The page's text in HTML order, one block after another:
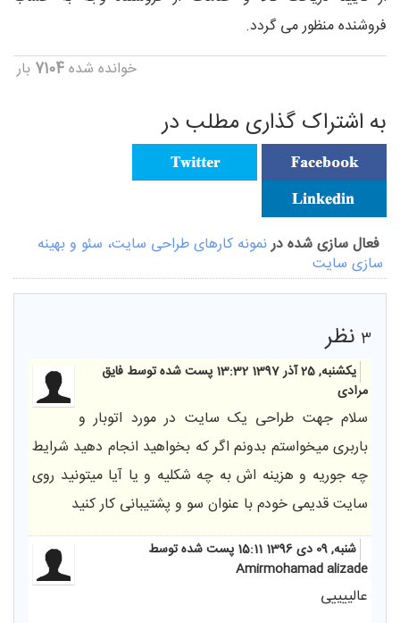
فروشنده منظور می گردد.
خوانده شده7104 بار
به اشتراک گذاری مطلب در
فعال سازی شده درنمونه کارهای طراحی سایت، سئو و بهینه
سازی سایت
3 نظر
یکشنبه, 25 آذر 1397 13:32
پست شده توسط فایق
مرادی
سلام جهت طراحی یک سایت در مورد اتوبار و
باربری میخواستم بدونم اگر که بخواهید انجام دهید شرایط
چه جوریه و هزینه اش به چه شکلیه و یا آیا میتونید روی
سایت قدیمی خودم با عنوان سو و پشتیبانی کار کنید
شنبه, 09 دی 1396 15:11
پست شده توسط
Amirmohamad alizade
عالییییی